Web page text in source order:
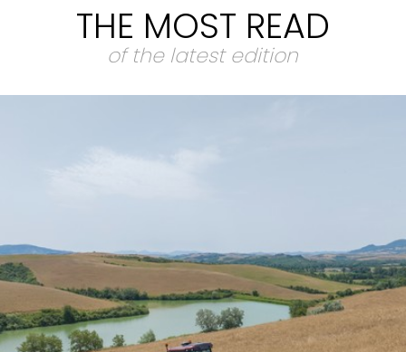
THE MOST READ
of the latest edition